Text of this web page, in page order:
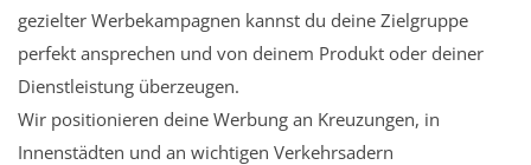
gezielter Werbekampagnen kannst du deine Zielgruppe
perfekt ansprechen und von deinem Produkt oder deiner
Dienstleistung überzeugen.
Wir positionieren deine Werbung an Kreuzungen, in
Innenstädten und an wichtigen Verkehrsadern